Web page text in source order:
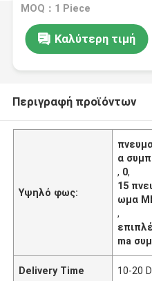
MOQ：1 Piece
Καλύτερη τιμή
Περιγραφή προϊόντων
Υψηλό φως:
α
, 0,
15
ωμα
,
ma
Delivery Time 10-20